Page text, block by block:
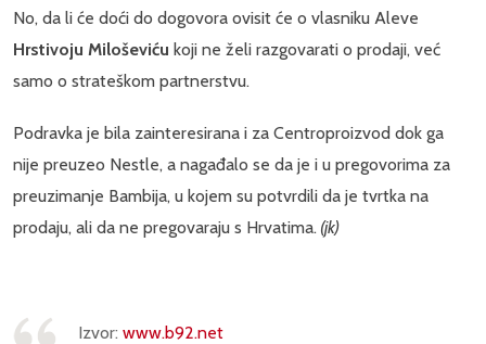
No, da li će doći do dogovora ovisit će o vlasniku Aleve
Hrstivoju Miloševiću koji ne želi razgovarati o prodaji, već
samo o strateškom partnerstvu.
Podravka je bila zainteresirana i za Centroproizvod dok ga
nije preuzeo Nestle, a nagađalo se da je i u pregovorima za
preuzimanje Bambija, u kojem su potvrdili da je tvrtka na
prodaju, ali da ne pregovaraju s Hrvatima. (jk)
Izvor: www.b92.net